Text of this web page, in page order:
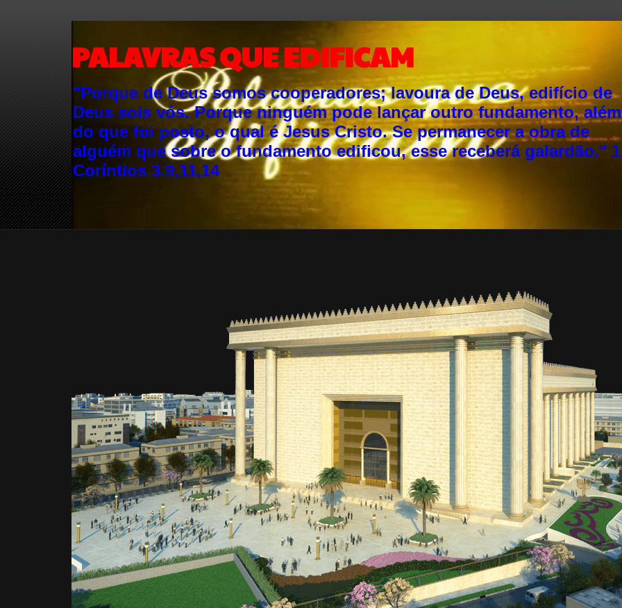
PALAVRAS QUE EDIFICAM
"Porque de Deus somos cooperadores; lavoura de Deus, edifício de
Deus sois vós. Porque ninguém pode lançar outro fundamento, além
do que foi posto, o qual é Jesus Cristo. Se permanecer a obra de
alguém que sobre o fundamento edificou, esse receberá galardão." 1
Coríntios 3.9,11,14